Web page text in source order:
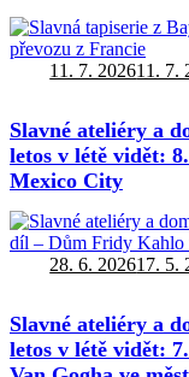
Autor:
Publikováno:
11. 7. 202611. 7.
Slavné ateliéry a
letos v létě vidět:
Mexico City
Autor:
Publikováno:
28. 6. 202617. 5.
Slavné ateliéry a
letos v létě vidět: